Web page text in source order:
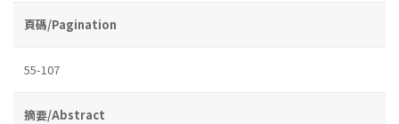
頁碼/Pagination
55-107
摘要/Abstract